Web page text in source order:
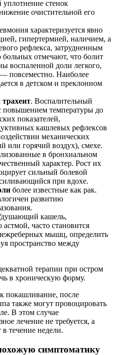
уплотнение стенок
очистительной его
характеризуется явно
гипертермией, наличием, а
рефлекса, затрудненным
отмечают, что болит
воспаленной доли легкого,
повсеместно. Наиболее
в детском и преклонном
. Воспалительный
повышением температуры до
показателей,
кашлевых рефлексов
механических
или горячий воздух), смехе.
в бронхиальном
характер. Рост их
сильный болевой
при вдохе.
более известные как рак.
развитию
кашель,
часто становится
мышц, определить
пространство между
терапии при остром
в хроническую форму.
покашливание, после
также могут провоцировать
В этом случае
лечение не требуется, а
течение недели.
симптоматику